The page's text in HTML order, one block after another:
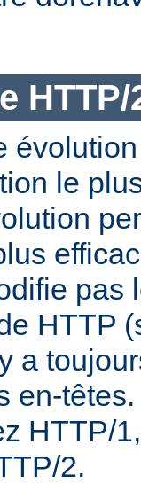
HTTP/
le
pas
HTTP
a
en-
HTTP/
2.